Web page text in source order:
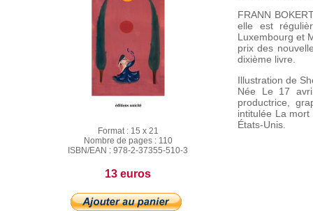
Format : 15 x 21
Nombre de pages : 110
ISBN/EAN : 978-2-37355-510-3
13 euros
FRANN
elle est
Luxembourg et
prix des
dixième livre.
Illustration de
Née Le 17
productrice,
intitulée La
États-Unis.